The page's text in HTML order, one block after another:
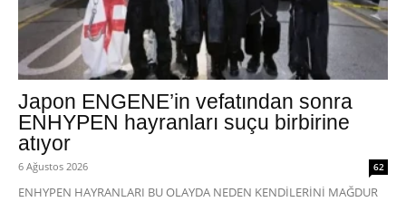
Japon ENGENE’in vefatından sonra
ENHYPEN hayranları suçu birbirine
atıyor
6 Ağustos 2026 62
ENHYPEN HAYRANLARI BU OLAYDA NEDEN KENDİLERİNİ MAĞDUR